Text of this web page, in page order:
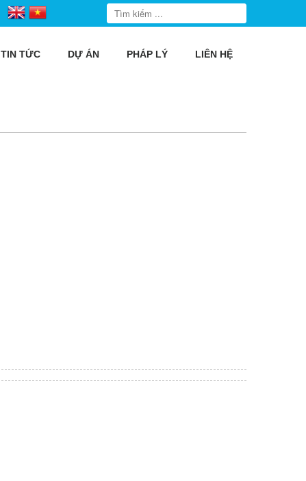
TIN TỨC DỰ ÁN PHÁP LÝ LIÊN HỆ